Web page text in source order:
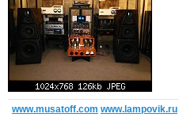
www.musatoff.com www.lampovik.ru